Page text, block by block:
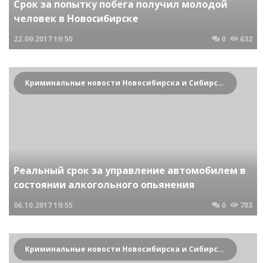
Срок за попытку побега получил молодой
человек в Новосибирске
22.09.201719:50 0 632
Криминальные новости Новосибирска и Сибирского региона
Реальный срок за управление автомобилем в
состоянии алкогольного опьянения
06.10.201719:55 0 783
Криминальные новости Новосибирска и Сибирского региона